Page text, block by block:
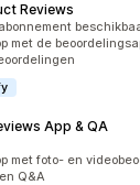
Reviews
met de
App & QA
met foto- en
Q&A